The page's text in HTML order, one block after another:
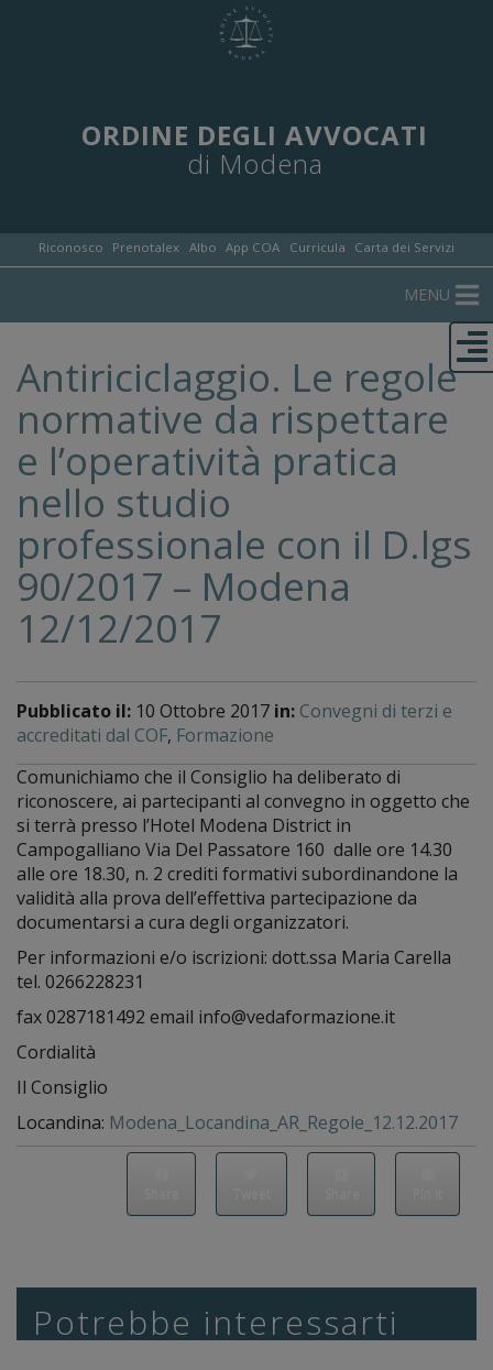
ORDINE DEGLI AVVOCATI
di Modena
Riconosco Prenotalex Albo App COA Curricula Carta dei Servizi
MENU
Antiriciclaggio. Le regole
normative da rispettare
e l’operatività pratica
nello studio
professionale con il D.lgs
90/2017 – Modena
12/12/2017
Pubblicato il: 10 Ottobre 2017 in: Convegni di terzi e
accreditati dal COF, Formazione
Comunichiamo che il Consiglio ha deliberato di
riconoscere, ai partecipanti al convegno in oggetto che
si terrà presso l’Hotel Modena District in
Campogalliano Via Del Passatore 160 dalle ore 14.30
alle ore 18.30, n. 2 crediti formativi subordinandone la
validità alla prova dell’effettiva partecipazione da
documentarsi a cura degli organizzatori.
Per informazioni e/o iscrizioni: dott.ssa Maria Carella
tel. 0266228231
fax 0287181492 email info@vedaformazione.it
Cordialità
Il Consiglio
Locandina: Modena_Locandina_AR_Regole_12.12.2017
Potrebbe interessarti